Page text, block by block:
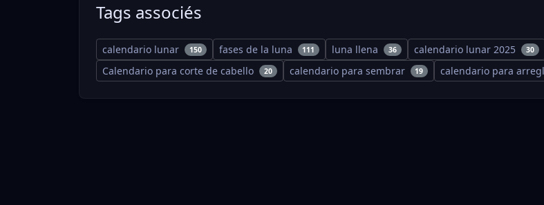
Tags associés
calendario lunar 150 fases de la luna 111 luna llena 36 calendario lunar 2025 30
Calendario para corte de cabello 20 calendario para sembrar 19 calendario para